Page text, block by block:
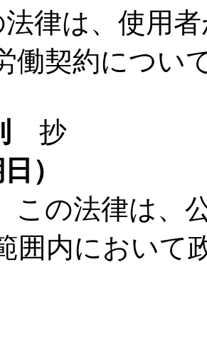
律は、使用
働契約につい
抄
）
の法律は、公
囲内において